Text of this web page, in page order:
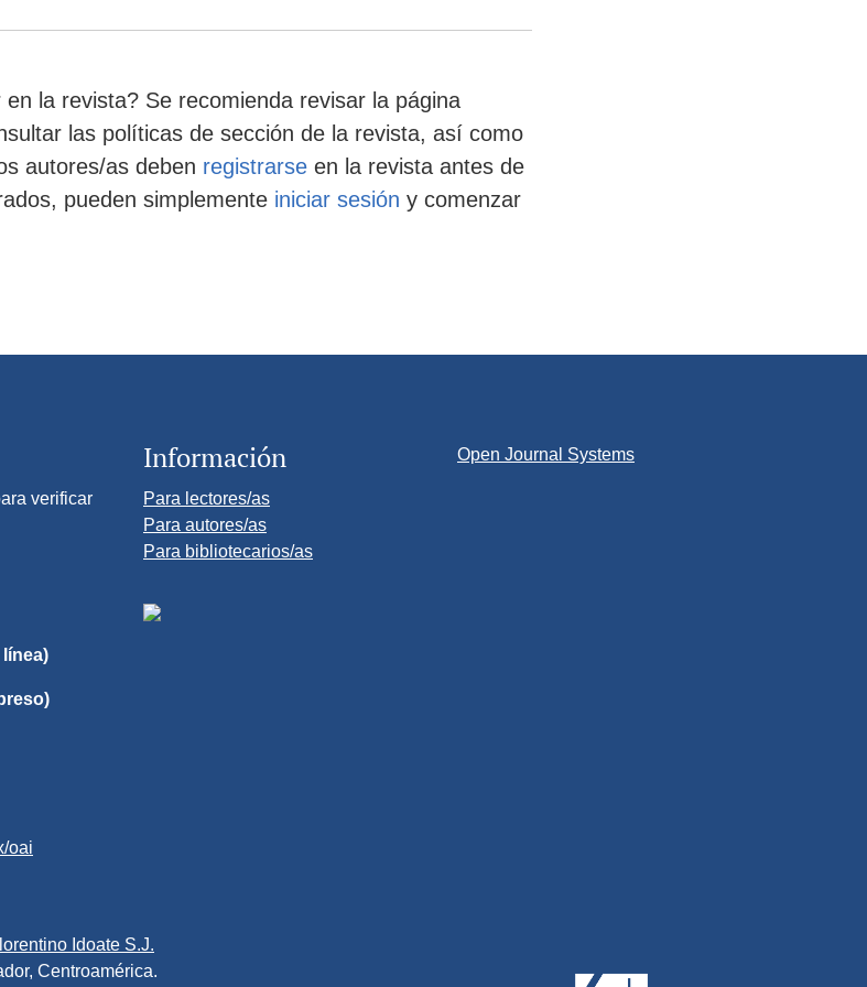
la revista? Se recomienda revisar la página
las políticas de sección de la revista, así como
autores/as deben registrarse en la revista antes de
pueden simplemente iniciar sesión y comenzar
verificar
Información
Para lectores/as
Para autores/as
Para bibliotecarios/as
Open Journal Systems
línea)
oai
Idoate S.J.
Centroamérica.